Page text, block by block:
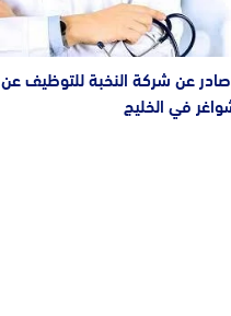
عن شركة النخبة للتوظيف عن
في الخليج